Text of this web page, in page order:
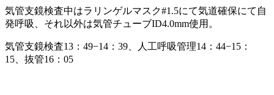
気管支鏡検査中はラリンゲルマスク#1.5にて気道確保にて自
発呼吸、それ以外は気管チューブID4.0mm使用。
気管支鏡検査13：49−14：39、人工呼吸管理14：44−15：
15、抜管16：05